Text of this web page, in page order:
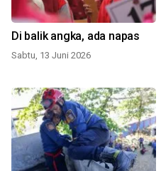
Di balik angka, ada napas
Sabtu, 13 Juni 2026